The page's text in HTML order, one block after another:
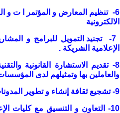
6- تنظيم المعارض و المؤتمر ا ت و
الالكترونية
7-
تجنيد التمويل للبرامج و
الإعلامية الشريكة .
8- تقديم الاستشارة القانونية
والعاملين بها وتمثيلهم لدى
9- تشجيع ثقافة إنشاء و تطوير المدونات والمواقع الالكترونية المتخصصة والمتنوعة
10- التعاون و التنسيق مع كليات